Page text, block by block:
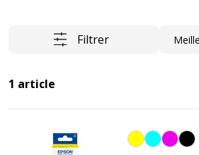
Filtrer Trier
1 article
Jaune